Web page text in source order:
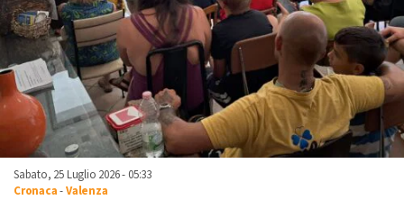
Sabato, 25 Luglio 2026 - 05:33
Cronaca-Valenza